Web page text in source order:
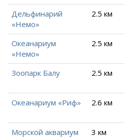
Дельфинарий
«Немо»
2.5 км
Океанариум
«Немо»
2.5 км
Зоопарк Балу 2.5 км
Океанариум «Риф» 2.6 км
Морской аквариум
3 км